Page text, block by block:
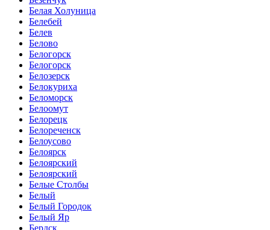
Белая Холуница
Белебей
Белев
Белово
Белогорск
Белогорск
Белозерск
Белокуриха
Беломорск
Белоомут
Белорецк
Белореченск
Белоусово
Белоярск
Белоярский
Белоярский
Белые Столбы
Белый
Белый Городок
Белый Яр
Бердск